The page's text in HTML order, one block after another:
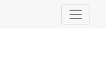
af naturfagene – et